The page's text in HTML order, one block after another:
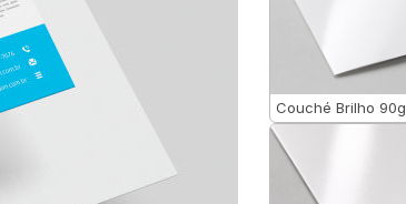
Couché Brilho 90g